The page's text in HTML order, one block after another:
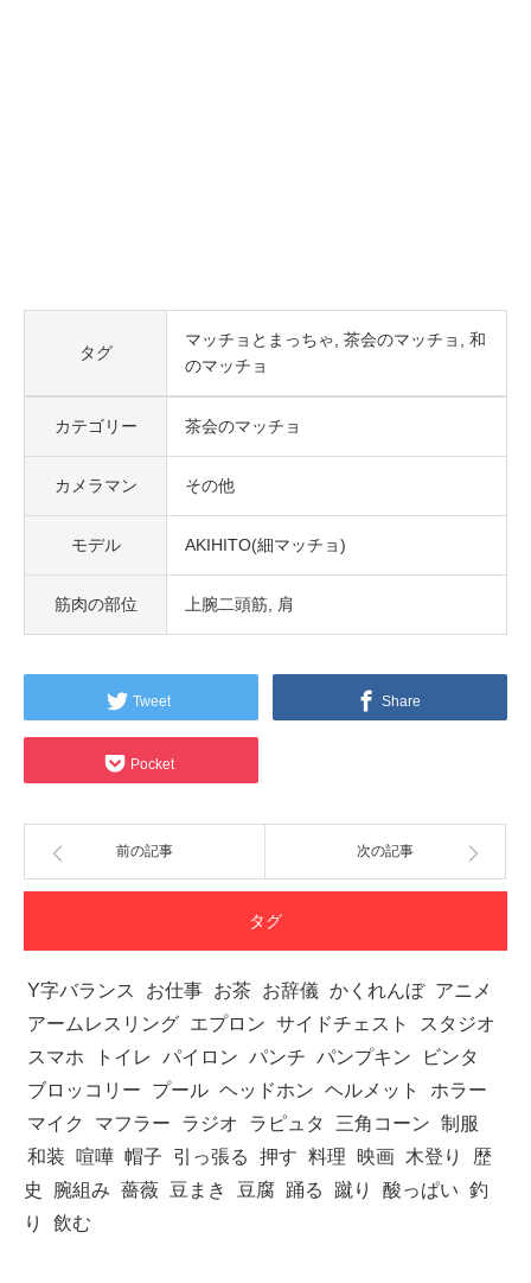
タグ
マッチョとまっちゃ 茶会のマッチョ
和
のマッチョ
カテゴリー 茶会のマッチョ
カメラマン その他
モデル AKIHITO(細マッチョ)
筋肉の部位 上腕二頭筋 肩
Tweet Share
Pocket
前の記事 次の記事
タグ
Y字バランス お仕事 お茶 お辞儀 かくれんぼ アニメ
アームレスリング エプロン サイドチェスト
スタジオ
スマホ
トイレ パイロン パンチ パンプキン
ビンタ
ブロッコリー
プール ヘッドホン ヘルメット
ホラー
マイク
マフラー ラジオ ラピュタ 三角コーン 制服
和装
喧嘩 帽子 引っ張る 押す 料理 映画 木登り
歴
史
腕組み 薔薇 豆まき 豆腐 踊る 蹴り 酸っぱい 釣
り
飲む